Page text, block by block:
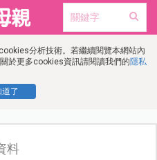
分析技術。若繼續閱覽本網站內
於更多cookies資訊請閱讀我們的隱私
了
料